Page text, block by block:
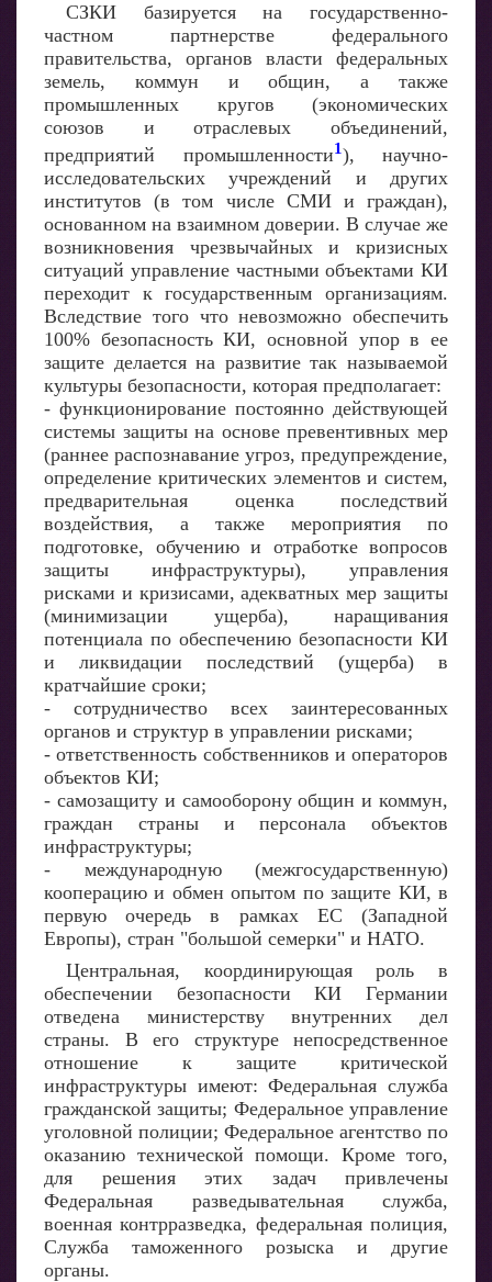
СЗКИ базируется на государственно-
частном партнерстве федерального
правительства, органов власти федеральных
земель, коммун и общин, а также
промышленных кругов (экономических
союзов и отраслевых объединений,
предприятий промышленности1), научно-
исследовательских учреждений и других
институтов (в том числе СМИ и граждан),
основанном на взаимном доверии. В случае же
возникновения чрезвычайных и кризисных
ситуаций управление частными объектами КИ
переходит к государственным организациям.
Вследствие того что невозможно обеспечить
100% безопасность КИ, основной упор в ее
защите делается на развитие так называемой
культуры безопасности, которая предполагает:
- функционирование постоянно действующей
системы защиты на основе превентивных мер
(раннее распознавание угроз, предупреждение,
определение критических элементов и систем,
предварительная оценка последствий
воздействия, а также мероприятия по
подготовке, обучению и отработке вопросов
защиты инфраструктуры), управления
рисками и кризисами, адекватных мер защиты
(минимизации ущерба), наращивания
потенциала по обеспечению безопасности КИ
и ликвидации последствий (ущерба) в
кратчайшие сроки;
- сотрудничество всех заинтересованных
органов и структур в управлении рисками;
- ответственность собственников и операторов
объектов КИ;
- самозащиту и самооборону общин и коммун,
граждан страны и персонала объектов
инфраструктуры;
- международную (межгосударственную)
кооперацию и обмен опытом по защите КИ, в
первую очередь в рамках ЕС (Западной
Европы), стран "большой семерки" и НАТО.
Центральная, координирующая роль в
обеспечении безопасности КИ Германии
отведена министерству внутренних дел
страны. В его структуре непосредственное
отношение к защите критической
инфраструктуры имеют: Федеральная служба
гражданской защиты; Федеральное управление
уголовной полиции; Федеральное агентство по
оказанию технической помощи. Кроме того,
для решения этих задач привлечены
Федеральная разведывательная служба,
военная контрразведка, федеральная полиция,
Служба таможенного розыска и другие
органы.